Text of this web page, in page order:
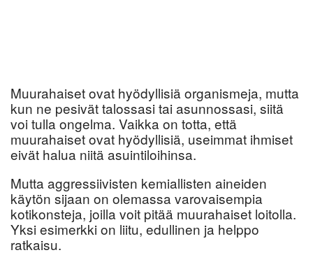
Muurahaiset ovat hyödyllisiä organismeja, mutta
kun ne pesivät talossasi tai asunnossasi, siitä
voi tulla ongelma. Vaikka on totta, että
muurahaiset ovat hyödyllisiä, useimmat ihmiset
eivät halua niitä asuintiloihinsa.
Mutta aggressiivisten kemiallisten aineiden
käytön sijaan on olemassa varovaisempia
kotikonsteja, joilla voit pitää muurahaiset loitolla.
Yksi esimerkki on liitu, edullinen ja helppo
ratkaisu.